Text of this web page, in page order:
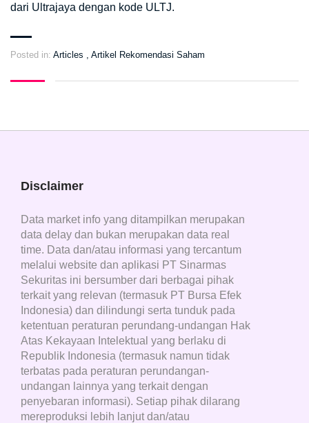
dari Ultrajaya dengan kode ULTJ.
Posted in: Articles Artikel Rekomendasi Saham
Disclaimer
Data market info yang ditampilkan merupakan
data delay dan bukan merupakan data real
time. Data dan/atau informasi yang tercantum
melalui website dan aplikasi PT Sinarmas
Sekuritas ini bersumber dari berbagai pihak
terkait yang relevan (termasuk PT Bursa Efek
Indonesia) dan dilindungi serta tunduk pada
ketentuan peraturan perundang-undangan Hak
Atas Kekayaan Intelektual yang berlaku di
Republik Indonesia (termasuk namun tidak
terbatas pada peraturan perundangan-
undangan lainnya yang terkait dengan
penyebaran informasi). Setiap pihak dilarang
mereproduksi lebih lanjut dan/atau